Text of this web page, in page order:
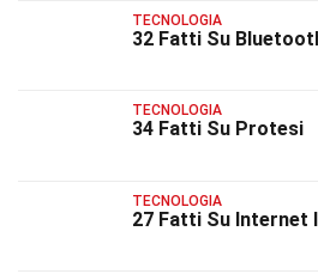
TECNOLOGIA
32 Fatti Su
TECNOLOGIA
34 Fatti Su Protesi
TECNOLOGIA
27 Fatti Su Internet